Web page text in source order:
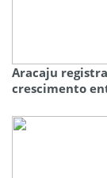
Aracaju
crescimento